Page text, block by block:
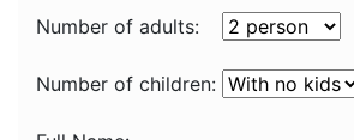
Number of adults:
Number of children: